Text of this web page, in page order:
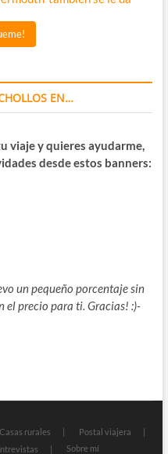
EN…
viaje y quieres ayudarme,
desde estos banners:
un pequeño porcentaje sin
el precio para ti. Gracias! :)-
Casas rurales
Postal viajera
Sobre mí